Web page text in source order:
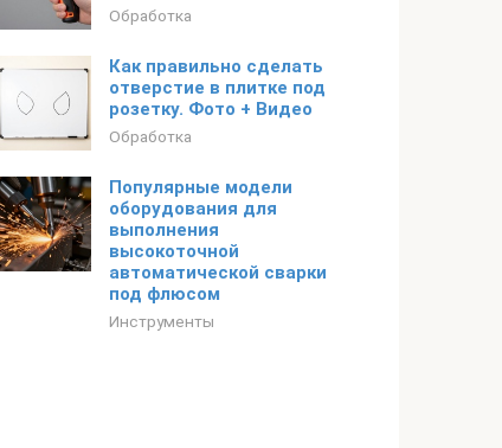
Обработка
Как правильно сделать
отверстие в плитке под
розетку. Фото + Видео
Обработка
Популярные модели
оборудования для
выполнения
высокоточной
автоматической сварки
под флюсом
Инструменты